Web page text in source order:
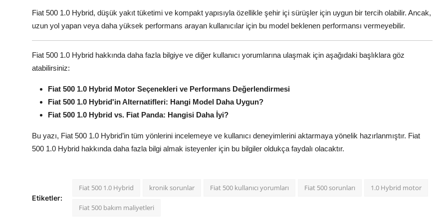
Fiat 500 1.0 Hybrid, düşük yakıt tüketimi ve kompakt yapısıyla özellikle şehir içi sürüşler için uygun bir tercih olabilir. Ancak,
uzun yol yapan veya daha yüksek performans arayan kullanıcılar için bu model beklenen performansı vermeyebilir.
Fiat 500 1.0 Hybrid hakkında daha fazla bilgiye ve diğer kullanıcı yorumlarına ulaşmak için aşağıdaki başlıklara göz
atabilirsiniz:
Fiat 500 1.0 Hybrid Motor Seçenekleri ve Performans Değerlendirmesi
Fiat 500 1.0 Hybrid'in Alternatifleri: Hangi Model Daha Uygun?
Fiat 500 1.0 Hybrid vs. Fiat Panda: Hangisi Daha İyi?
Bu yazı, Fiat 500 1.0 Hybrid’in tüm yönlerini incelemeye ve kullanıcı deneyimlerini aktarmaya yönelik hazırlanmıştır. Fiat
500 1.0 Hybrid hakkında daha fazla bilgi almak isteyenler için bu bilgiler oldukça faydalı olacaktır.
Etiketler:
Fiat 500 1.0 Hybrid kronik sorunlar Fiat 500 kullanıcı yorumları Fiat 500 sorunları 1.0 Hybrid motor
Fiat 500 bakım maliyetleri